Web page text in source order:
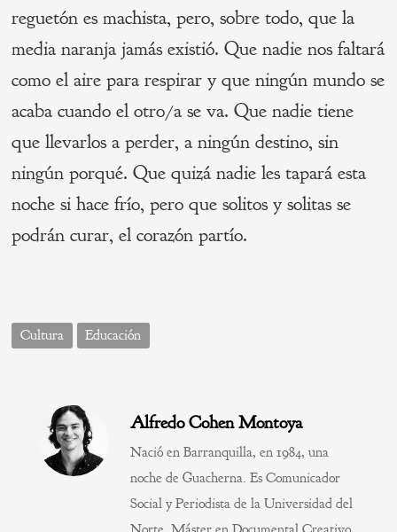
reguetón es machista, pero, sobre todo, que la
media naranja jamás existió. Que nadie nos faltará
como el aire para respirar y que ningún mundo se
acaba cuando el otro/a se va. Que nadie tiene
que llevarlos a perder, a ningún destino, sin
ningún porqué. Que quizá nadie les tapará esta
noche si hace frío, pero que solitos y solitas se
podrán curar, el corazón partío.
Cultura Educación
Alfredo Cohen Montoya
Nació en Barranquilla, en 1984, una
noche de Guacherna. Es Comunicador
Social y Periodista de la Universidad del